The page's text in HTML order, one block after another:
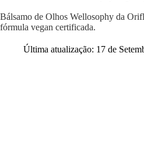
Bálsamo de Olhos Wellosophy da
fórmula vegan certificada.
Última atualização: 17 de